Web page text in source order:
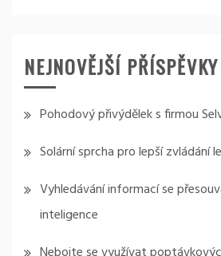
NEJNOVĚJŠÍ PŘÍSPĚVKY
Pohodový přivýdělek s firmou
Solární sprcha pro lepší zvládání
Vyhledávání informací se
inteligence